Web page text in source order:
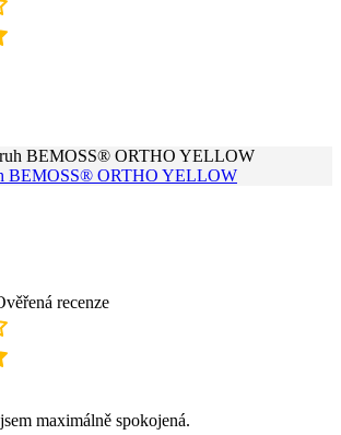
BEMOSS® ORTHO YELLOW
recenze
maximálně spokojená.